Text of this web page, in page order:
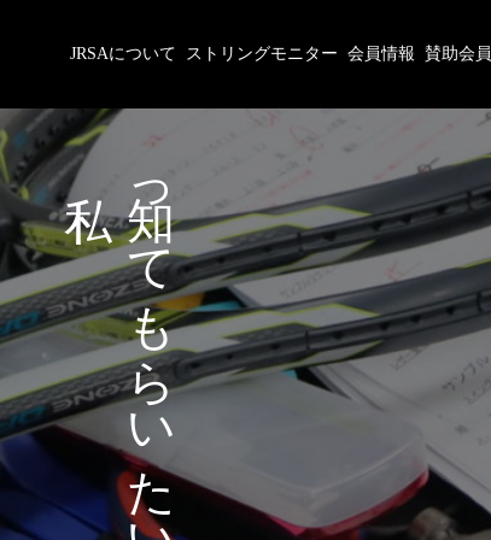
JRSAについて ストリングモニター 会員情報 賛助会員
っ
て
も
ら
い
た
い
が
あ
な
た
に